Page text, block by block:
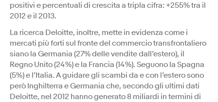
positivi e percentuali di crescita a tripla cifra: +255% tra il
2012 e il 2013.
La ricerca Deloitte, inoltre, mette in evidenza come i
mercati più forti sul fronte del commercio transfrontaliero
siano la Germania (27% delle vendite dall’estero), il
Regno Unito (24%) e la Francia (14%). Seguono la Spagna
(5%) e l’Italia. A guidare gli scambi da e con l’estero sono
però Inghilterra e Germania che, secondo gli ultimi dati
Deloitte, nel 2012 hanno generato 8 miliardi in termini di